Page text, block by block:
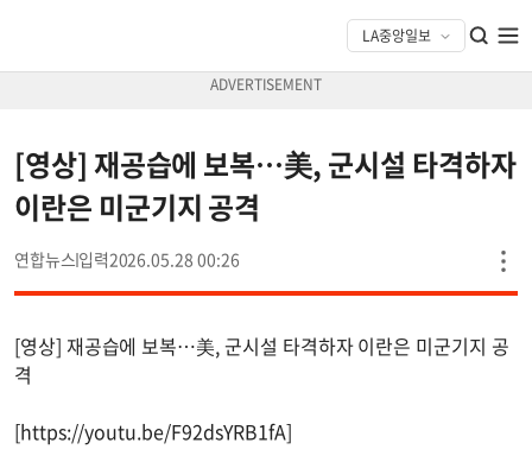
[영상] 재공습에 보복…美, 군시설 타격하자
이란은 미군기지 공격
연합뉴스 2026.05.28 00:26
[영상] 재공습에 보복…美, 군시설 타격하자 이란은 미군기지 공
격
[https://youtu.be/F92dsYRB1fA]